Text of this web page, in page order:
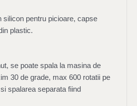
silicon pentru picioare, capse
plastic.
se poate spala la masina de
30 de grade, max 600 rotatii pe
spalarea separata fiind